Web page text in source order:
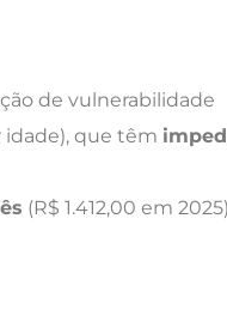
de vulnerabilidade
idade), que têm
(R$ 1.412,00 em 2025)